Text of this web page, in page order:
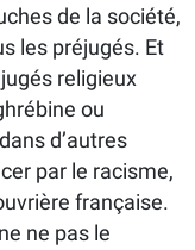
de la société,
les préjugés. Et
religieux
ou
d’autres
par le racisme,
française.
ne pas le